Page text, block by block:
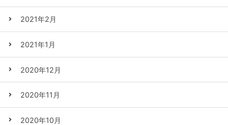
2021年2月
2021年1月
2020年12月
2020年11月
2020年10月